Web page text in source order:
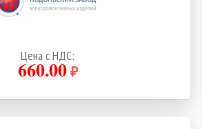
Цена с НДС:
660.00₽